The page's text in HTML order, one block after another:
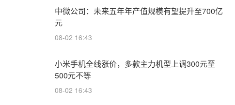
中微公司：未来五年年产值规模有望提升至700亿
元
08-02 16:43
小米手机全线涨价，多款主力机型上调300元至
500元不等
08-02 16:43